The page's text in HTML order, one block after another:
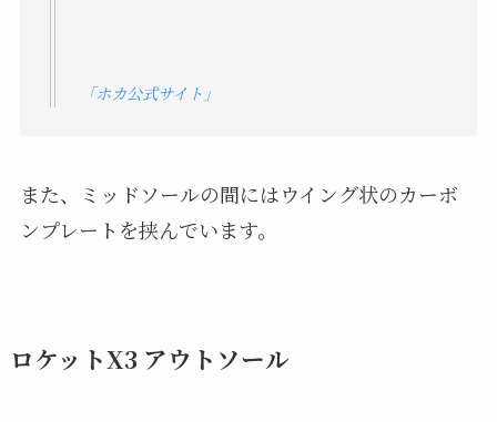
「ホカ公式サイト」
また、ミッドソールの間にはウイング状のカーボ
ンプレートを挟んでいます。
ロケットX3 アウトソール